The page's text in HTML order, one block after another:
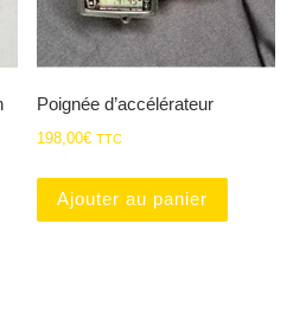
Poignée d’accélérateur
198,00€ TTC
Ajouter au panier